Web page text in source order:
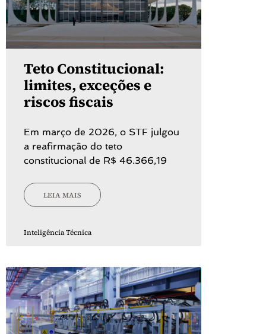
Teto Constitucional:
limites, exceções e
riscos fiscais
Em março de 2026, o STF julgou
a reafirmação do teto
constitucional de R$ 46.366,19
LEIA MAIS
Inteligência Técnica